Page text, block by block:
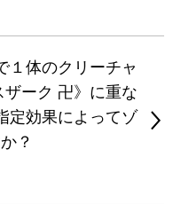
１体のクリーチャ
ーク 卍》に重な
定効果によってゾ
？